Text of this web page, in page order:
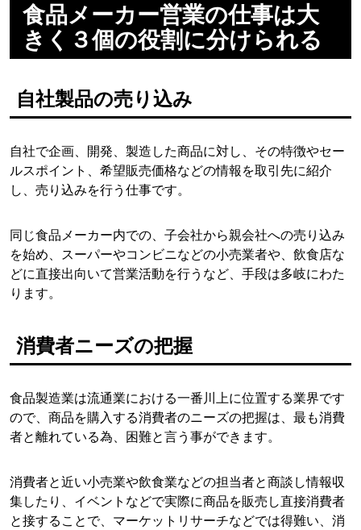
食品メーカー営業の仕事は大
きく３個の役割に分けられる
自社製品の売り込み
自社で企画、開発、製造した商品に対し、その特徴やセー
ルスポイント、希望販売価格などの情報を取引先に紹介
し、売り込みを行う仕事です。
同じ食品メーカー内での、子会社から親会社への売り込み
を始め、スーパーやコンビニなどの小売業者や、飲食店な
どに直接出向いて営業活動を行うなど、手段は多岐にわた
ります。
消費者ニーズの把握
食品製造業は流通業における一番川上に位置する業界です
ので、商品を購入する消費者のニーズの把握は、最も消費
者と離れている為、困難と言う事ができます。
消費者と近い小売業や飲食業などの担当者と商談し情報収
集したり、イベントなどで実際に商品を販売し直接消費者
と接することで、マーケットリサーチなどでは得難い、消